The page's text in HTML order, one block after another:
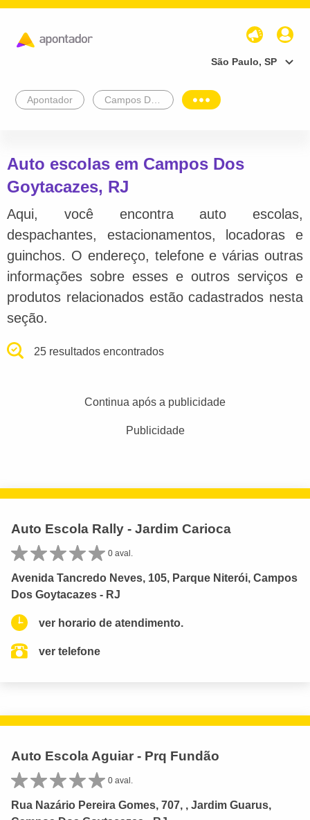
São Paulo, SP
Apontador
Auto escolas em Campos Dos
Goytacazes, RJ
Aqui, você encontra auto escolas,
despachantes, estacionamentos, locadoras e
guinchos. O endereço, telefone e várias outras
informações sobre esses e outros serviços e
produtos relacionados estão cadastrados nesta
seção.
25 resultados encontrados
Continua após a publicidade
Publicidade
Auto Escola Rally - Jardim Carioca
0 aval.
Avenida Tancredo Neves, 105, Parque Niterói, Campos
Dos Goytacazes - RJ
ver horario de atendimento.
ver telefone
Auto Escola Aguiar - Prq Fundão
0 aval.
Rua Nazário Pereira Gomes, 707, , Jardim Guarus,